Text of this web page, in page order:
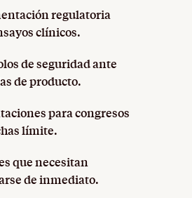
regulatoria
clínicos.
de seguridad ante
de producto.
para congresos
límite.
que necesitan
de inmediato.